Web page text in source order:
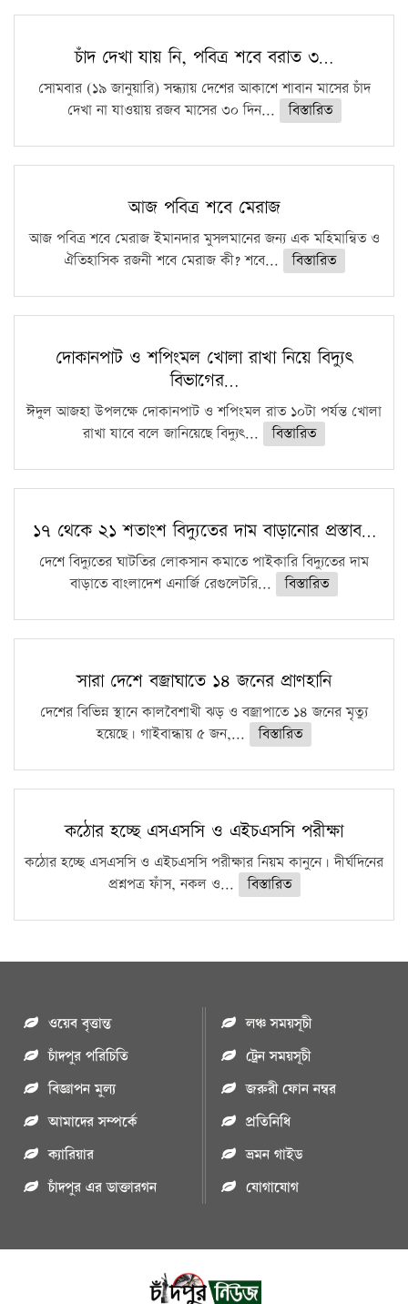
চাঁদ দেখা যায় নি, পবিত্র শবে বরাত ৩…
সোমবার (১৯ জানুয়ারি) সন্ধ্যায় দেশের আকাশে শাবান মাসের চাঁদ
দেখা না যাওয়ায় রজব মাসের ৩০ দিন...
বিস্তারিত
আজ পবিত্র শবে মেরাজ
আজ পবিত্র শবে মেরাজ ইমানদার মুসলমানের জন্য এক মহিমান্বিত ও
ঐতিহাসিক রজনী শবে মেরাজ কী? শবে...
বিস্তারিত
দোকানপাট ও শপিংমল খোলা রাখা নিয়ে বিদ্যুৎ
বিভাগের…
ঈদুল আজহা উপলক্ষে দোকানপাট ও শপিংমল রাত ১০টা পর্যন্ত খোলা
রাখা যাবে বলে জানিয়েছে বিদ্যুৎ...
বিস্তারিত
১৭ থেকে ২১ শতাংশ বিদ্যুতের দাম বাড়ানোর প্রস্তাব…
দেশে বিদ্যুতের ঘাটতির লোকসান কমাতে পাইকারি বিদ্যুতের দাম
বাড়াতে বাংলাদেশ এনার্জি রেগুলেটরি...
বিস্তারিত
সারা দেশে বজ্রাঘাতে ১৪ জনের প্রাণহানি
দেশের বিভিন্ন স্থানে কালবৈশাখী ঝড় ও বজ্রাপাতে ১৪ জনের মৃত্যু
হয়েছে। গাইবান্ধায় ৫ জন,...
বিস্তারিত
কঠোর হচ্ছে এসএসসি ও এইচএসসি পরীক্ষা
কঠোর হচ্ছে এসএসসি ও এইচএসসি পরীক্ষার নিয়ম কানুনে। দীর্ঘদিনের
প্রশ্নপত্র ফাঁস, নকল ও...
বিস্তারিত
ওয়েব বৃত্তান্ত
চাঁদপুর পরিচিতি
বিজ্ঞাপন মুল্য
আমাদের সম্পর্কে
ক্যারিয়ার
চাঁদপুর এর ডাক্তারগন
লঞ্চ সময়সূচী
ট্রেন সময়সূচী
জরুরী ফোন নম্বর
প্রতিনিধি
ভ্রমন গাইড
যোগাযোগ